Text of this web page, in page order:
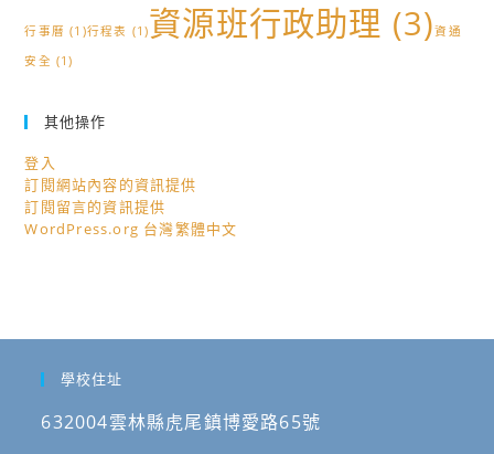
行事曆 (1)行程表 (1)資源班行政助理 (3)資通
安全 (1)
其他操作
登入
訂閱網站內容的資訊提供
訂閱留言的資訊提供
WordPress.org 台灣繁體中文
學校住址
632004雲林縣虎尾鎮博愛路65號